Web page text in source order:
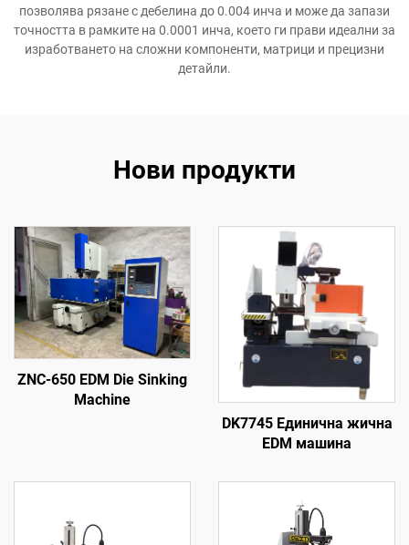
позволява рязане с дебелина до 0.004 инча и може да запази
точността в рамките на 0.0001 инча, което ги прави идеални за
изработването на сложни компоненти, матрици и прецизни
детайли.
Нови продукти
ZNC-650 EDM Die Sinking
Machine
DK7745 Единична жична
EDM машина